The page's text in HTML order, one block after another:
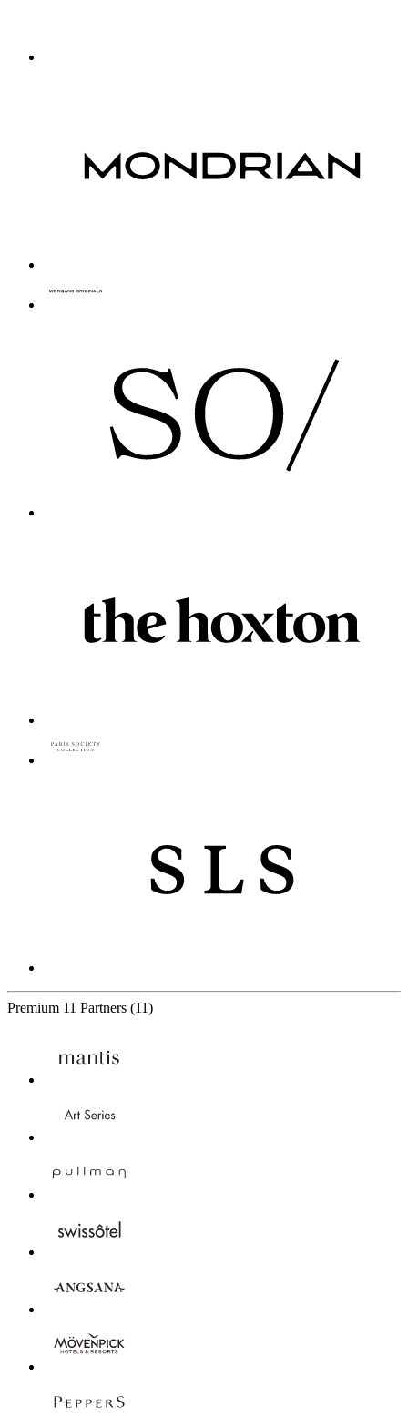
Premium 11 Partners (11)